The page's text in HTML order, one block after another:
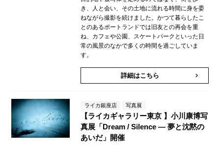
き、人と会い、その土地に流れる時間に身を委
ねながら撮影を続けました。かつて暮らしたこ
とのあるポートランドでは旧友との再会を重
ね、カフェや公園、スケートパークといった日
常の風景のなかで多くの時間を過ごしていま
す。
詳細はこちら keyboard_arrow_right
ライカ銀座店 写真展
【ライカギャラリー東京 】小川康博写
真展「Dream / Silence ― 夢と沈黙の
あいだ」開催